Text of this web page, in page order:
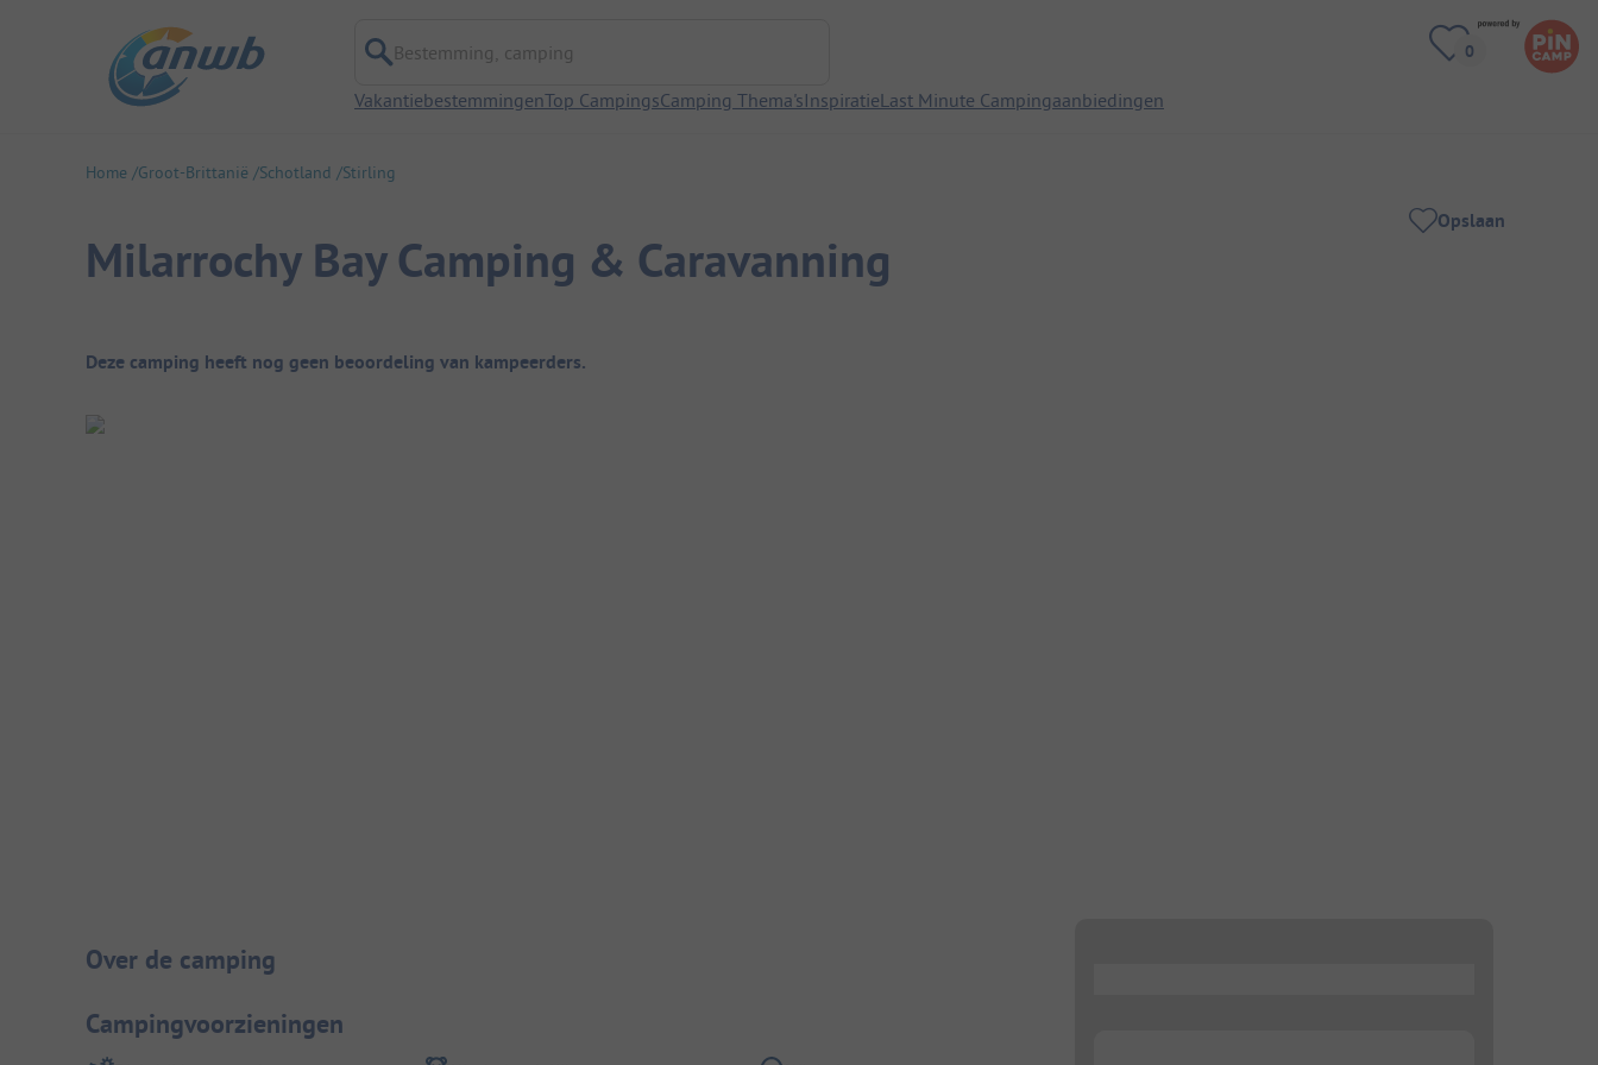
Bestemming, camping
VakantiebestemmingenTop CampingsCamping Thema'sInspiratieLast Minute Campingaanbiedingen
Home Groot-Brittanië Schotland Stirling
Milarrochy Bay Camping & Caravanning
Opslaan
Camping overzicht
Deze camping heeft nog geen beoordeling van kampeerders.
Camping introductie
Over de camping
Campingvoorzieningen